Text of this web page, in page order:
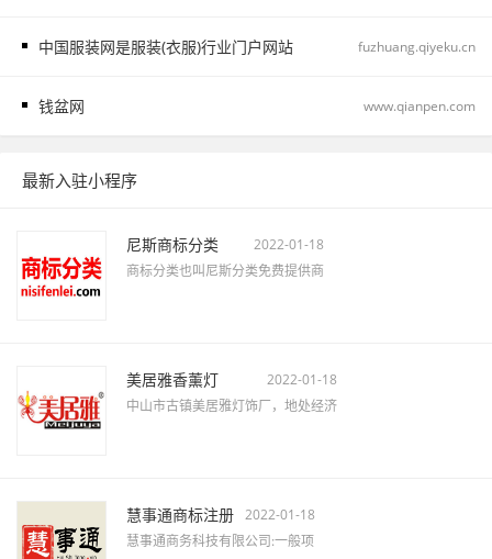
中国服装网是服装(衣服)行业门户网站 fuzhuang.qiyeku.cn
钱盆网 www.qianpen.com
最新入驻小程序
尼斯商标分类
2022-01-18
商标分类也叫尼斯分类免费提供商
美居雅香薰灯
2022-01-18
中山市古镇美居雅灯饰厂，地处经济
慧事通商标注册 2022-01-18
慧事通商务科技有限公司:一般项